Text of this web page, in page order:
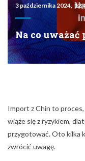
3 października 2024,
Na co uważać
Import z Chin to
wiąże się z ryzykiem,
przygotować. Oto kilka
zwrócić uwagę.